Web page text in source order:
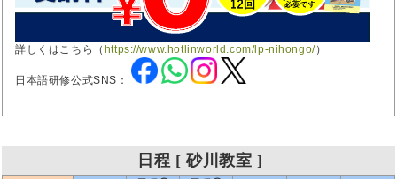
詳しくはこちら（ https://www.hotlinworld.com/lp-nihongo/）
日本語研修公式SNS：
日程 [ 砂川教室 ]